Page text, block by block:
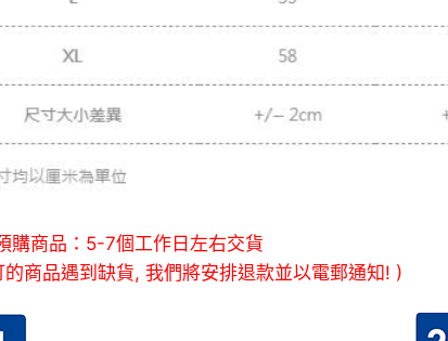
購商品：5-7個工作日左右交貨
商品遇到缺貨, 我們將安排退款並以電郵通知! )